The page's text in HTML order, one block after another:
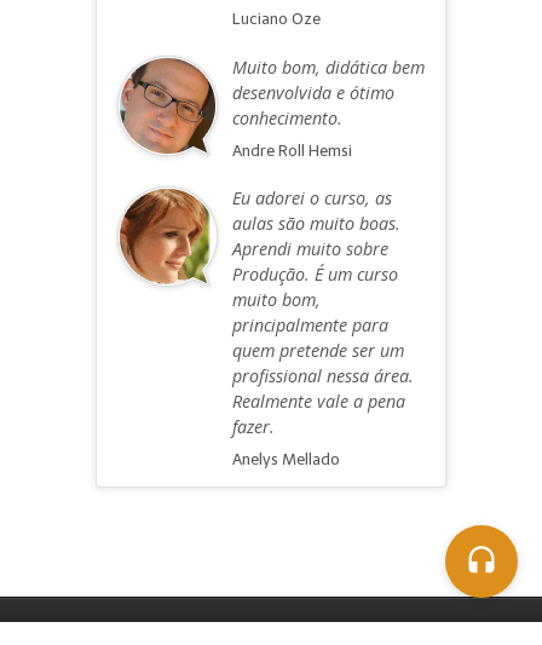
Luciano Oze
Muito bom, didática bem
desenvolvida e ótimo
conhecimento.
Andre Roll Hemsi
Eu adorei o curso, as
aulas são muito boas.
Aprendi muito sobre
Produção. É um curso
muito bom,
principalmente para
quem pretende ser um
profissional nessa área.
Realmente vale a pena
fazer.
Anelys Mellado